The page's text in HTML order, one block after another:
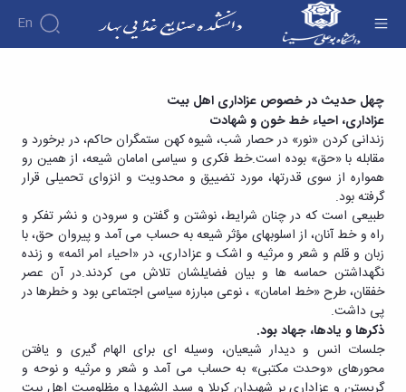
En
دانشکده
درباره
دانشکده
تاریخچه
ریاست
دانشکده
رؤسای
پیشین
آلبوم
عکس
اطلاعات
تماس
سازمان
دانشکده
معاونت
آموزشی
آموزش
آموزش
تقویم
آموزشی
دروس
ارائه
شده
دوره
کارشناسی
فرم
ها
و
آئین
نامه
ها
پژوهش
پژوهش
اولویت
های
پژوهشی
فرم
های
پژوهشی
کارگاه ها
و
آزمایشگاه
ها
آزمایشگاه
تکنولوژِی
مواد
اساتید
اساتید
دانشکده
اساتید
بازنشسته
کارکنان
آموزشی
گروه
های
آموزشی
گروه
آموزشی
صنایع
غذایی
چهل حدیث در خصوص عزاداری اهل بیت علیهم
السلام - دانشکده صنایع غذایی بهار
چهل حدیث در خصوص عزاداری اهل بیت
عزاداری، احیاء خط خون و شهادت
زندانی کردن «نور» در حصار شب، شیوه کهن ستمگران حاکم، در برخورد و
مقابله با «حق» بوده است.خط فکری و سیاسی امامان شیعه، از همین رو
همواره از سوی قدرتها، مورد تضییق و محدویت و انزوای تحمیلی قرار
گرفته بود.
طبیعی است که در چنان شرایط، نوشتن و گفتن و سرودن و نشر تفکر و
راه و خط آنان، از اسلوبهای مؤثر شیعه به حساب می آمد و پیروان حق، با
زبان و قلم و شعر و مرثیه و اشک و عزاداری، در «احیاء امر ائمه» و زنده
نگهداشتن حماسه ها و بیان فضایلشان تلاش می کردند.در آن عصر
خفقان، طرح «خط امامان» ، نوعی مبارزه سیاسی اجتماعی بود و خطرها در
پی داشت.
ذکرها و یادها، جهاد بود.
جلسات انس و دیدار شیعیان، وسیله ای برای الهام گیری و یافتن
محورهای «وحدت مکتبی» به حساب می آمد و شعر و مرثیه و نوحه و